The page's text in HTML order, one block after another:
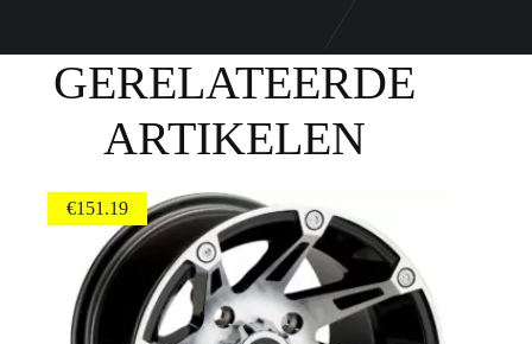
GERELATEERDE
ARTIKELEN
€151.19